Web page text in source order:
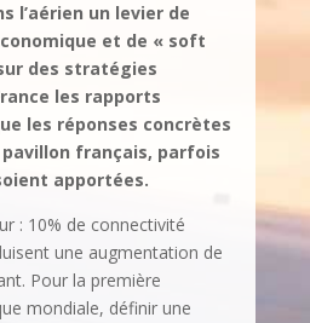
l’aérien un levier de
et de « soft
des stratégies
les rapports
les réponses concrètes
français, parfois
apportées.
: 10% de connectivité
une augmentation de
Pour la première
mondiale, définir une